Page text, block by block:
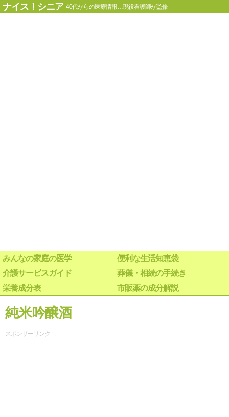
ナイス！シニア 40代からの医療情報…現役看護師が監修
みんなの家庭の医学
便利な生活知恵袋
介護サービスガイド
葬儀・相続の手続き
栄養成分表
市販薬の成分解説
純米吟醸酒
スポンサーリンク